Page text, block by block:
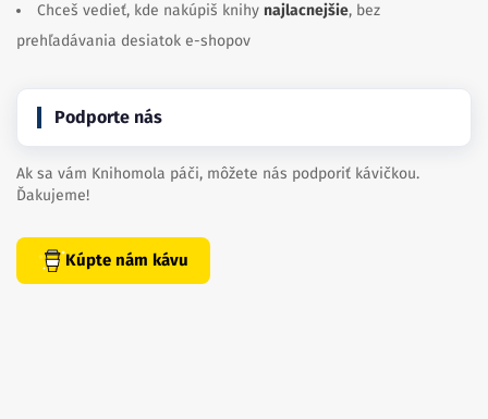
Chceš vedieť, kde nakúpiš knihy najlacnejšie, bez
prehľadávania desiatok e-shopov
Podporte nás
Ak sa vám Knihomola páči, môžete nás podporiť kávičkou.
Ďakujeme!
Kúpte nám kávu